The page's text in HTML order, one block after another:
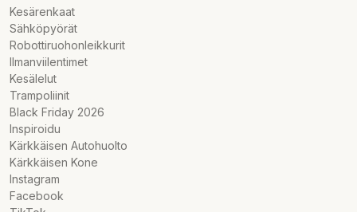
Kesärenkaat
Sähköpyörät
Robottiruohonleikkurit
Ilmanviilentimet
Kesälelut
Trampoliinit
Black Friday 2026
Inspiroidu
Kärkkäisen Autohuolto
Kärkkäisen Kone
Instagram
Facebook